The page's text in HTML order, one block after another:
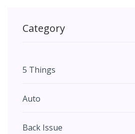
Category
5 Things
Auto
Back Issue